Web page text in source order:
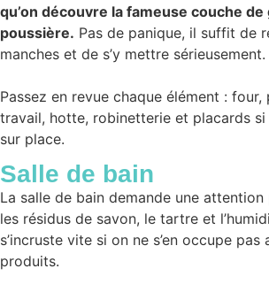
qu’on découvre la fameuse couche
poussière. Pas de panique, il suffit de
manches et de s’y mettre sérieusement.
Passez en revue chaque élément : four,
travail, hotte, robinetterie et placards si
sur place.
Salle de bain
La salle de bain demande une
les résidus de savon, le tartre et
s’incruste vite si on ne s’en occupe pas
produits.